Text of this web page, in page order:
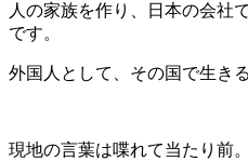
人の家族を作り、日本の会社
です。
外国人として、その国で生きる
現地の言葉は喋れて当たり前